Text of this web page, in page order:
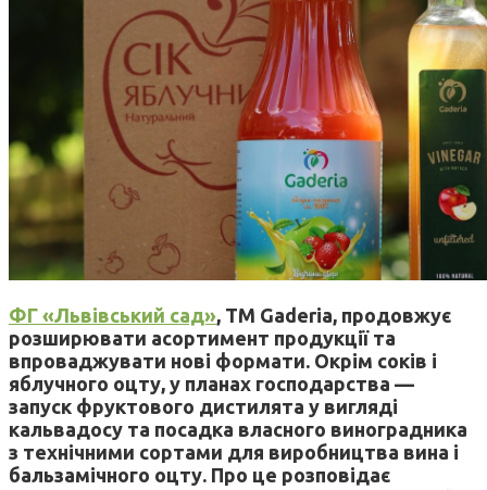
ФГ «Львівський сад», ТМ Gaderia, продовжує
розширювати асортимент продукції та
впроваджувати нові формати. Окрім соків і
яблучного оцту, у планах господарства —
запуск фруктового дистилята у вигляді
кальвадосу та посадка власного виноградника
з технічними сортами для виробництва вина і
бальзамічного оцту. Про це розповідає